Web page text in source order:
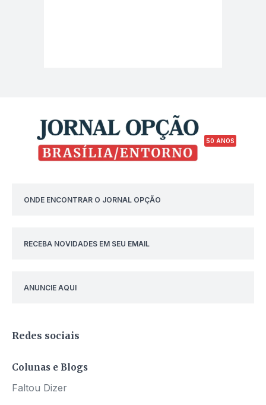
50 ANOS
ONDE ENCONTRAR O JORNAL OPÇÃO
RECEBA NOVIDADES EM SEU EMAIL
ANUNCIE AQUI
Redes sociais
Colunas e Blogs
Faltou Dizer